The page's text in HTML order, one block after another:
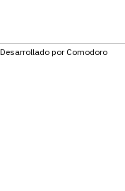
por Comodoro